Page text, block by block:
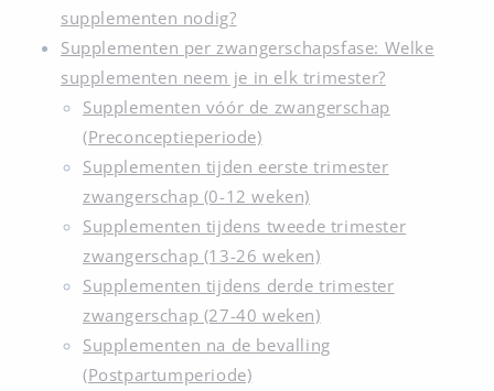
supplementen nodig?
Supplementen per zwangerschapsfase: Welke
supplementen neem je in elk trimester?
Supplementen vóór de zwangerschap
(Preconceptieperiode)
Supplementen tijden eerste trimester
zwangerschap (0-12 weken)
Supplementen tijdens tweede trimester
zwangerschap (13-26 weken)
Supplementen tijdens derde trimester
zwangerschap (27-40 weken)
Supplementen na de bevalling
(Postpartumperiode)